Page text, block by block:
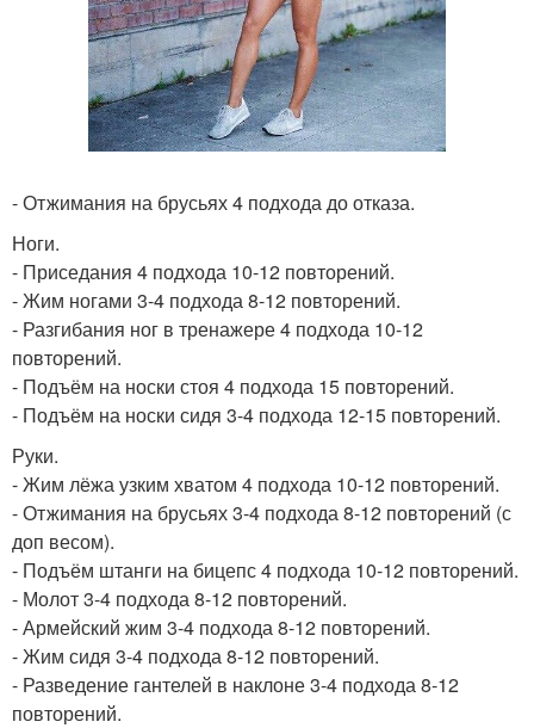
- Отжимания на брусьях 4 подхода до отказа.
Ноги.
- Приседания 4 подхода 10-12 повторений.
- Жим ногами 3-4 подхода 8-12 повторений.
- Разгибания ног в тренажере 4 подхода 10-12
повторений.
- Подъём на носки стоя 4 подхода 15 повторений.
- Подъём на носки сидя 3-4 подхода 12-15 повторений.
Руки.
- Жим лёжа узким хватом 4 подхода 10-12 повторений.
- Отжимания на брусьях 3-4 подхода 8-12 повторений (с
доп весом).
- Подъём штанги на бицепс 4 подхода 10-12 повторений.
- Молот 3-4 подхода 8-12 повторений.
- Армейский жим 3-4 подхода 8-12 повторений.
- Жим сидя 3-4 подхода 8-12 повторений.
- Разведение гантелей в наклоне 3-4 подхода 8-12
повторений.